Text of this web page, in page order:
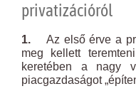
privatizációról
1. Az első érve a
meg kellett
keretében a nagy
piacgazdaságot